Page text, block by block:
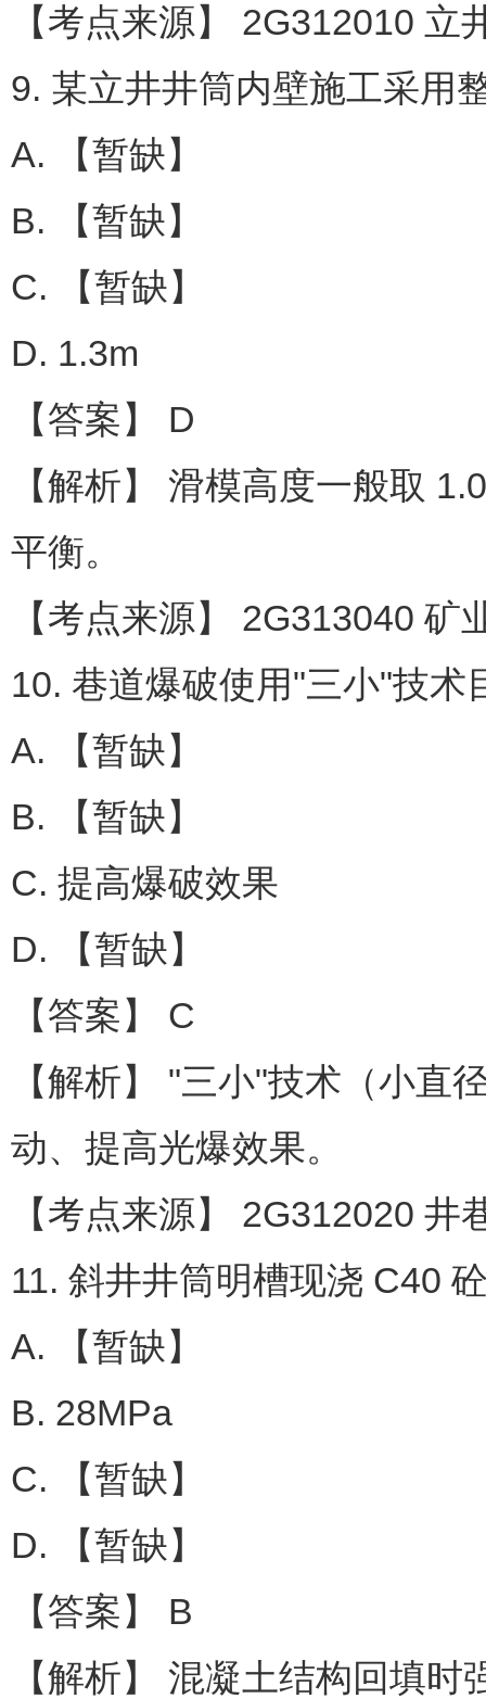
【考点来源】 2G312010
9. 某立井井筒内壁施工采用
A. 【暂缺】
B. 【暂缺】
C. 【暂缺】
D. 1.3m
【答案】 D
【解析】 滑模高度一般取
平衡。
【考点来源】 2G313040
10. 巷道爆破使用"三小"技术
A. 【暂缺】
B. 【暂缺】
C. 提高爆破效果
D. 【暂缺】
【答案】 C
【解析】 "三小"技术（小直
动、提高光爆效果。
【考点来源】 2G312020
11. 斜井井筒明槽现浇 C40
A. 【暂缺】
B. 28MPa
C. 【暂缺】
D. 【暂缺】
【答案】 B
【解析】 混凝土结构回填